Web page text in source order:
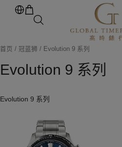
首页 / 冠蓝狮 / Evolution 9 系列
Evolution 9 系列
Evolution 9 系列